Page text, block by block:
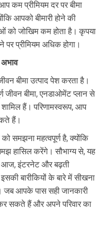
कम प्रीमियम दर पर बीमा
आपको बीमारी होने की
को जोखिम कम होता है। कृपया
पर प्रीमियम अधिक होगा।
अभाव
बीमा उत्पाद पेश करता है।
जीवन बीमा, एनडाओमेंट प्लान से
हैं। परिणामस्वरूप, आप
हैं।
को समझना महत्वपूर्ण है, क्योंकि
हासिल करेंगे। सौभाग्य से, यह
आज, इंटरनेट और बढ़ती
बारीकियों के बारे में सीखना
आपके पास सही जानकारी
कर सकते हैं और अपने परिवार का